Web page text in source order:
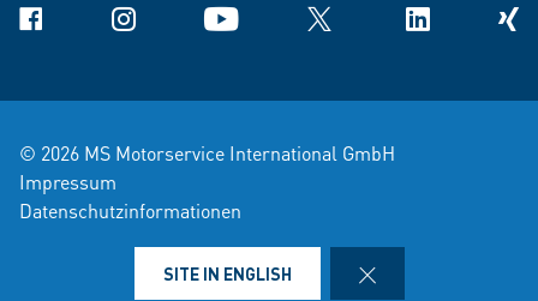
Facebook Instagram YouTube X Linkedin Xing
© 2026 MS Motorservice International GmbH
Impressum
Datenschutzinformationen
SITE IN ENGLISH CLOSE